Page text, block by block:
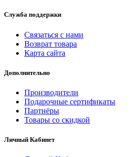
Служба поддержки
Связаться с нами
Возврат товара
Карта сайта
Дополнительно
Производители
Подарочные сертификаты
Партнёры
Товары со скидкой
Личный Кабинет